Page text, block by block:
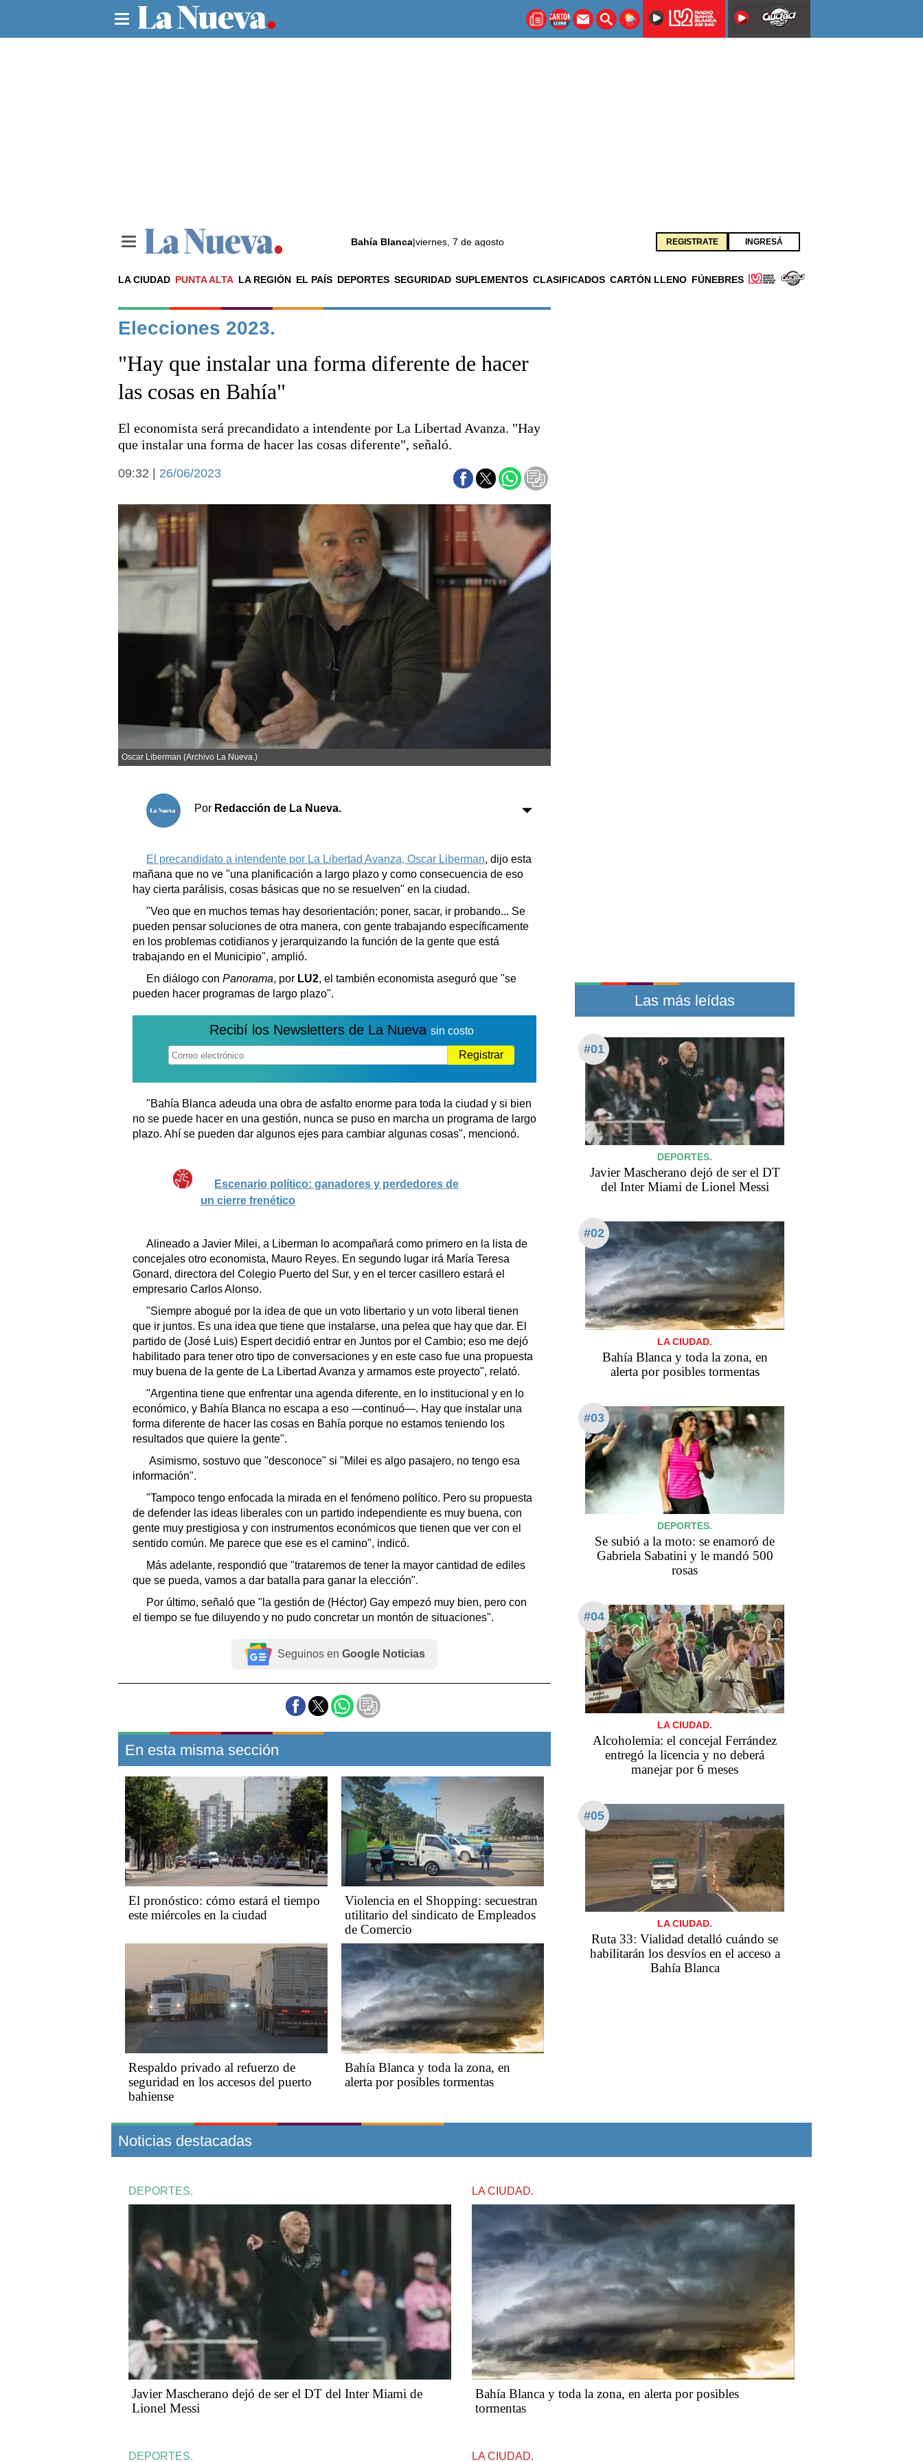
Bahía Blanca|viernes, 7 de agosto REGISTRATE INGRESÁ
LA CIUDAD PUNTA ALTA LA REGIÓN EL PAÍS DEPORTES SEGURIDAD SUPLEMENTOS CLASIFICADOS CARTÓN LLENO FÚNEBRES
Noticias
La ciudad
El país
Deportes
Escenario Olímpico
Federal A
Arte y cultura
Aplausos
Cines
Economía y campo
Economía y finanzas
Con el campo
Espacio empresas
Sociedad y tiempo libre
Sociedad
Tecnología
Turismo
Es viral
El tiempo
Cartón Lleno
Fúnebres
Horóscopo
Suplementos
Transportes
Loterías
Datos Útiles
Fúnebres
Edictos
Teléfonos de urgencia
Elecciones 2023.
"Hay que instalar una forma diferente de hacer
las cosas en Bahía"
El economista será precandidato a intendente por La Libertad Avanza. "Hay
que instalar una forma de hacer las cosas diferente", señaló.
09:32 | 26/06/2023
Oscar Liberman (Archivo La Nueva.)
Por Redacción de La Nueva.
El precandidato a intendente por La Libertad Avanza, Oscar Liberman, dijo esta
mañana que no ve "una planificación a largo plazo y como consecuencia de eso
hay cierta parálisis, cosas básicas que no se resuelven" en la ciudad.
"Veo que en muchos temas hay desorientación; poner, sacar, ir probando... Se
pueden pensar soluciones de otra manera, con gente trabajando específicamente
en los problemas cotidianos y jerarquizando la función de la gente que está
trabajando en el Municipio", amplió.
En diálogo con Panorama, por LU2, el también economista aseguró que "se
pueden hacer programas de largo plazo".
Recibí los Newsletters de La Nueva sin costo
Registrar
"Bahía Blanca adeuda una obra de asfalto enorme para toda la ciudad y si bien
no se puede hacer en una gestión, nunca se puso en marcha un programa de largo
plazo. Ahí se pueden dar algunos ejes para cambiar algunas cosas", mencionó.
Escenario político: ganadores y perdedores de
un cierre frenético
Alineado a Javier Milei, a Liberman lo acompañará como primero en la lista de
concejales otro economista, Mauro Reyes. En segundo lugar irá María Teresa
Gonard, directora del Colegio Puerto del Sur, y en el tercer casillero estará el
empresario Carlos Alonso.
"Siempre abogué por la idea de que un voto libertario y un voto liberal tienen
que ir juntos. Es una idea que tiene que instalarse, una pelea que hay que dar. El
partido de (José Luis) Espert decidió entrar en Juntos por el Cambio; eso me dejó
habilitado para tener otro tipo de conversaciones y en este caso fue una propuesta
muy buena de la gente de La Libertad Avanza y armamos este proyecto", relató.
"Argentina tiene que enfrentar una agenda diferente, en lo institucional y en lo
económico, y Bahía Blanca no escapa a eso ―continuó―. Hay que instalar una
forma diferente de hacer las cosas en Bahía porque no estamos teniendo los
resultados que quiere la gente".
Asimismo, sostuvo que "desconoce" si "Milei es algo pasajero, no tengo esa
información".
"Tampoco tengo enfocada la mirada en el fenómeno político. Pero su propuesta
de defender las ideas liberales con un partido independiente es muy buena, con
gente muy prestigiosa y con instrumentos económicos que tienen que ver con el
sentido común. Me parece que ese es el camino", indicó.
Más adelante, respondió que "trataremos de tener la mayor cantidad de ediles
que se pueda, vamos a dar batalla para ganar la elección".
Por último, señaló que "la gestión de (Héctor) Gay empezó muy bien, pero con
el tiempo se fue diluyendo y no pudo concretar un montón de situaciones".
Seguinos en Google Noticias
En esta misma sección
El pronóstico: cómo estará el tiempo
este miércoles en la ciudad
Violencia en el Shopping: secuestran
utilitario del sindicato de Empleados
de Comercio
Respaldo privado al refuerzo de
seguridad en los accesos del puerto
bahiense
Bahía Blanca y toda la zona, en
alerta por posibles tormentas
Las más leídas
#01
DEPORTES.
Javier Mascherano dejó de ser el DT
del Inter Miami de Lionel Messi
#02
LA CIUDAD.
Bahía Blanca y toda la zona, en
alerta por posibles tormentas
#03
DEPORTES.
Se subió a la moto: se enamoró de
Gabriela Sabatini y le mandó 500
rosas
#04
LA CIUDAD.
Alcoholemia: el concejal Ferrández
entregó la licencia y no deberá
manejar por 6 meses
#05
LA CIUDAD.
Ruta 33: Vialidad detalló cuándo se
habilitarán los desvíos en el acceso a
Bahía Blanca
Noticias destacadas
DEPORTES.
Javier Mascherano dejó de ser el DT del Inter Miami de
Lionel Messi
LA CIUDAD.
Bahía Blanca y toda la zona, en alerta por posibles
tormentas
DEPORTES. LA CIUDAD.